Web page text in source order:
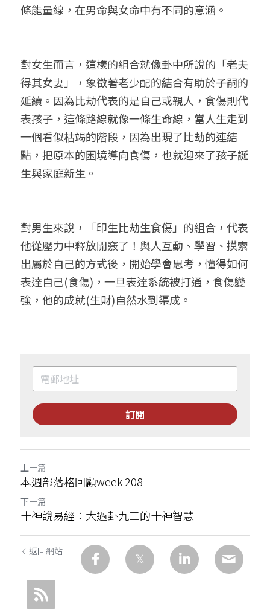
條能量線，在男命與女命中有不同的意涵。
對女生而言，這樣的組合就像卦中所說的「老夫
得其女妻」，象徵著老少配的結合有助於子嗣的
延續。因為比劫代表的是自己或親人，食傷則代
表孩子，這條路線就像一條生命線，當人生走到
一個看似枯竭的階段，因為出現了比劫的連結
點，把原本的困境導向食傷，也就迎來了孩子誕
生與家庭新生。
對男生來說，「印生比劫生食傷」的組合，代表
他從壓力中釋放開竅了！與人互動、學習、摸索
出屬於自己的方式後，開始學會思考，懂得如何
表達自己(食傷)，一旦表達系統被打通，食傷變
強，他的成就(生財)自然水到渠成。
訂閱
上一篇
本週部落格回顧week 208
下一篇
十神說易經：大過卦九三的十神智慧
返回網站